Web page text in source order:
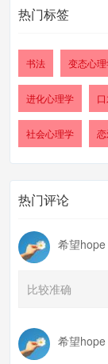
热门标签
书法 变态心
进化心理学
社会心理学
热门评论
希望hope
比较准确
希望hope